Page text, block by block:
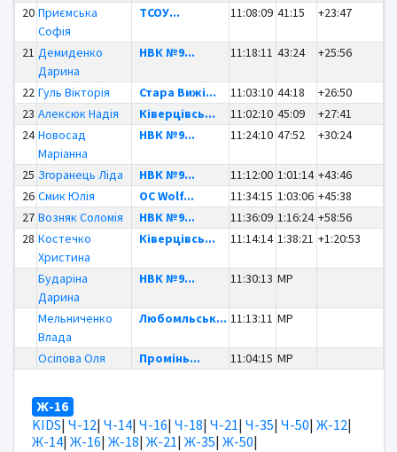
20 Приємська
Софія
ТСОУ... 11:08:09 41:15 +23:47
21 Демиденко
Дарина
НВК №9... 11:18:11 43:24 +25:56
22 Гуль Вікторія Стара Вижі... 11:03:10 44:18
+26:50
23 Алексюк Надія Ківерцівсь... 11:02:10 45:09
+27:41
24 Новосад
Маріанна
НВК №9... 11:24:10 47:52 +30:24
25 Згоранець Ліда НВК №9... 11:12:00 1:01:14 +43:46
26 Смик Юлія OC Wolf... 11:34:15 1:03:06 +45:38
27 Возняк Соломія НВК №9... 11:36:09 1:16:24 +58:56
28 Костечко
Христина
Ківерцівсь... 11:14:14 1:38:21 +1:20:53
Бударіна
Дарина
НВК №9... 11:30:13 MP
Мельниченко
Влада
Любомльськ... 11:13:11 MP
Осіпова Оля Промінь... 11:04:15 MP
Ж-16
KIDS| Ч-12| Ч-14| Ч-16| Ч-18| Ч-21| Ч-35| Ч-50| Ж-12|
Ж-14| Ж-16| Ж-18| Ж-21| Ж-35| Ж-50|